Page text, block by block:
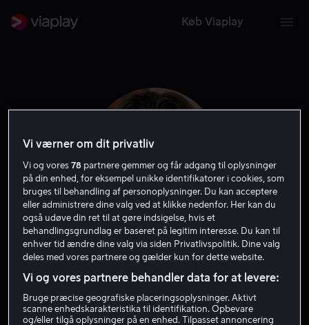
Køb Viaplay
Bibo Bergeron
Instruktør
Vi værner om dit privatliv
Vi og vores78 partnere gemmer og får adgang til oplysninger
på din enhed, for eksempel unikke identifikatorer i cookies, som
bruges til behandling af personoplysninger. Du kan acceptere
eller administrere dine valg ved at klikke nedenfor. Her kan du
også udøve din ret til at gøre indsigelse, hvis et
behandlingsgrundlag er baseret på legitim interesse. Du kan til
enhver tid ændre dine valg via siden Privatlivspolitik. Dine valg
deles med vores partnere og gælder kun for dette website.
Vi og vores partnere behandler data for at levere:
Bruge præcise geografiske placeringsoplysninger. Aktivt
scanne enhedskarakteristika til identifikation. Opbevare
og/eller tilgå oplysninger på en enhed. Tilpasset annoncering